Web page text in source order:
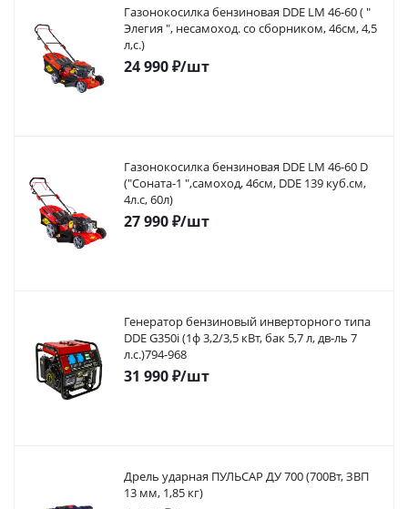
Газонокосилка бензиновая DDE LM 46-60 ( "
Элегия ", несамоход. со сборником, 46см, 4,5
л,с.)
24 990₽/шт
Газонокосилка бензиновая DDE LM 46-60 D
("Соната-1 ",самоход, 46cм, DDE 139 куб.см,
4л.с, 60л)
27 990₽/шт
Генератор бензиновый инверторного типа
DDE G350i (1ф 3,2/3,5 кВт, бак 5,7 л, дв-ль 7
л.с.)794-968
31 990₽/шт
Дрель ударная ПУЛЬСАР ДУ 700 (700Вт, ЗВП
13 мм, 1,85 кг)